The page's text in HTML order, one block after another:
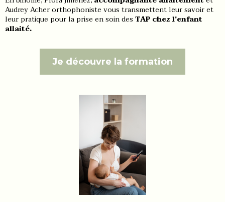
Audrey Acher orthophoniste vous transmettent leur savoir et
leur pratique pour la prise en soin des TAP chez l'enfant
allaité.
Je découvre la formation